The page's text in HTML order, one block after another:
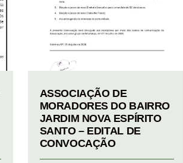
ASSOCIAÇÃO DE
MORADORES DO BAIRRO
JARDIM NOVA ESPÍRITO
SANTO – EDITAL DE
CONVOCAÇÃO